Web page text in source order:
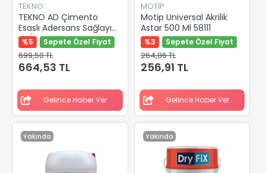
TEKNO
TEKNO AD Çimento
Esaslı Adersans Sağlayıcı
20/1
%5 Sepete Özel Fiyat
699,50 TL
664,53 TL
Gelince Haber Ver
MOTİP
Motip Universal Akrilik
Astar 500 Ml 58111
%3 Sepete Özel Fiyat
264,86 TL
256,91 TL
Gelince Haber Ver
Yakında Yakında